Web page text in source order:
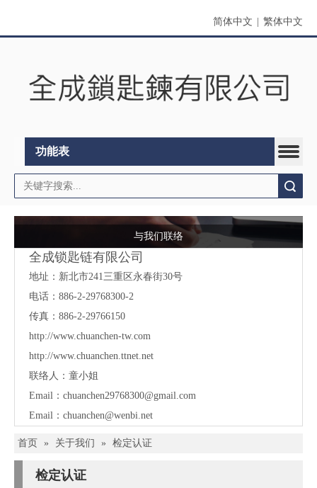
简体中文 繁体中文
功能表
与我们联络
全成锁匙链有限公司
地址： 新北市241三重区永春街30号
电话：886-2-29768300-2
传真：886-2-29766150
http://www.chuanchen-tw.com
http://www.chuanchen.ttnet.net
联络人：童小姐
Email： chuanchen29768300@gmail.com
Email： chuanchen@wenbi.net
首页 » 关于我们 » 检定认证
检定认证